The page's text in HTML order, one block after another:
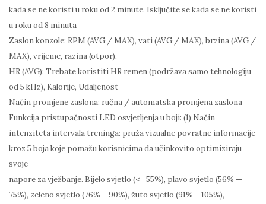
kada se ne koristi u roku od 2 minute. Isključite se kada se ne koristi
u roku od 8 minuta
Zaslon konzole: RPM (AVG / MAX), vati (AVG / MAX), brzina (AVG /
MAX), vrijeme, razina (otpor),
HR (AVG): Trebate koristiti HR remen (podržava samo tehnologiju
od 5 kHz), Kalorije, Udaljenost
Način promjene zaslona: ručna / automatska promjena zaslona
Funkcija pristupačnosti LED osvjetljenja u boji: (1) Način
intenziteta intervala treninga: pruža vizualne povratne informacije
kroz 5 boja koje pomažu korisnicima da učinkovito optimiziraju
svoje
napore za vježbanje. Bijelo svjetlo (<= 55%), plavo svjetlo (56% —
75%), zeleno svjetlo (76% —90%), žuto svjetlo (91% —105%),